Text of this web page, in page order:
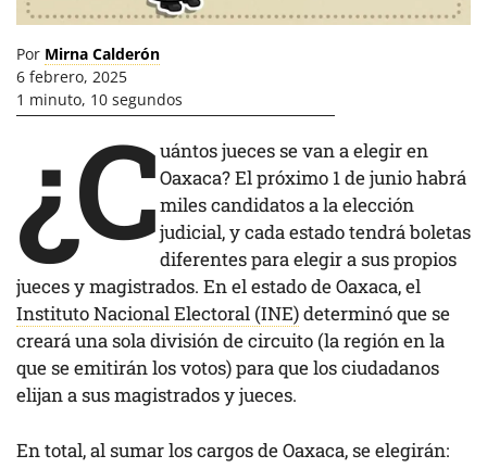
Por Mirna Calderón
6 febrero, 2025
1 minuto, 10 segundos
¿Cuántos jueces se van a elegir en
Oaxaca? El próximo 1 de junio habrá
miles candidatos a la elección
judicial, y cada estado tendrá boletas
diferentes para elegir a sus propios
jueces y magistrados. En el estado de Oaxaca, el
Instituto Nacional Electoral (INE)determinó que se
creará una sola división de circuito (la región en la
que se emitirán los votos) para que los ciudadanos
elijan a sus magistrados y jueces.
En total, al sumar los cargos de Oaxaca, se elegirán: